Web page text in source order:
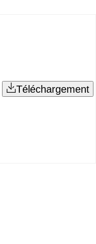
Téléchargement